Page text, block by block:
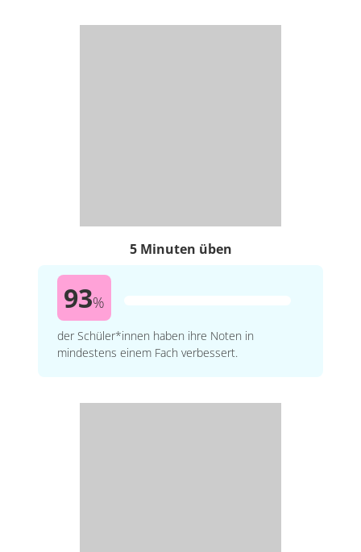
5 Minuten üben
93%
der Schüler*innen haben ihre Noten in
mindestens einem Fach verbessert.